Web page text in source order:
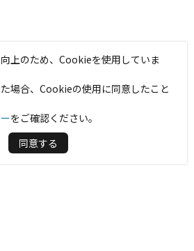
上のため、Cookieを使用していま
場合、Cookieの使用に同意したこと
をご確認ください。
同意する